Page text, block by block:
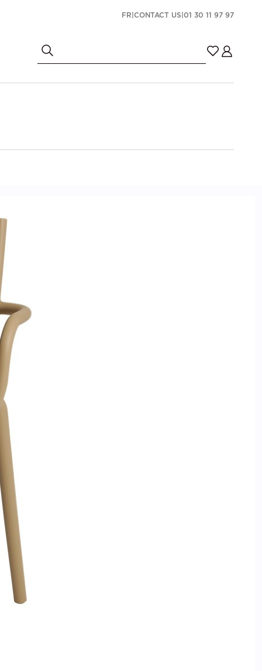
FR CONTACT US 01 30 11 97 97